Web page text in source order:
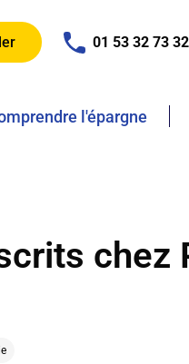
01 53 32 73 32
l'épargne
chez